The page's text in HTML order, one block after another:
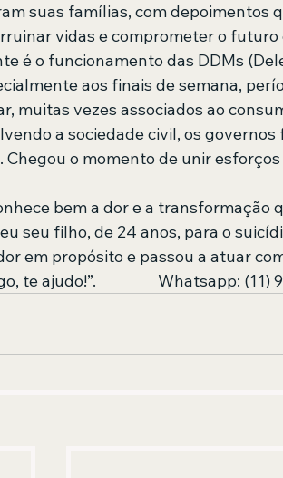
suas famílias, com depoimentos
vidas e comprometer o futuro
é o funcionamento das DDMs
aos finais de semana,
muitas vezes associados ao
a sociedade civil, os
o momento de unir
bem a dor e a transformação
seu filho, de 24 anos, para o
em propósito e passou a atuar
te ajudo!”.                 Whatsapp: (11)